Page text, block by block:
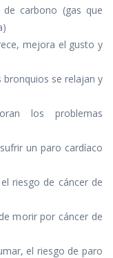
carbono (gas que
mejora el gusto y
bronquios se relajan y
los problemas
un paro cardíaco
riesgo de cáncer de
morir por cáncer de
el riesgo de paro